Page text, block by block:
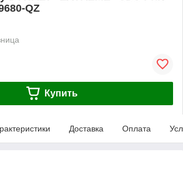
QZ
Купить
Доставка Оплата